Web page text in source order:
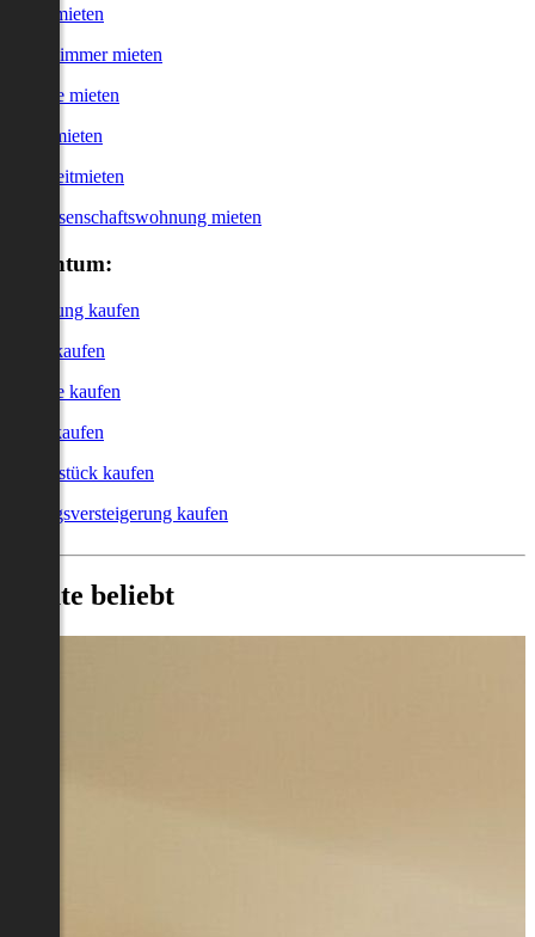
Haus mieten
WG-Zimmer mieten
Garage mieten
Büro mieten
Kurzzeitmieten
Genossenschaftswohnung mieten
Eigentum:
Wohnung kaufen
Haus kaufen
Garage kaufen
Büro kaufen
Grundstück kaufen
Zwangsversteigerung kaufen
Heute beliebt